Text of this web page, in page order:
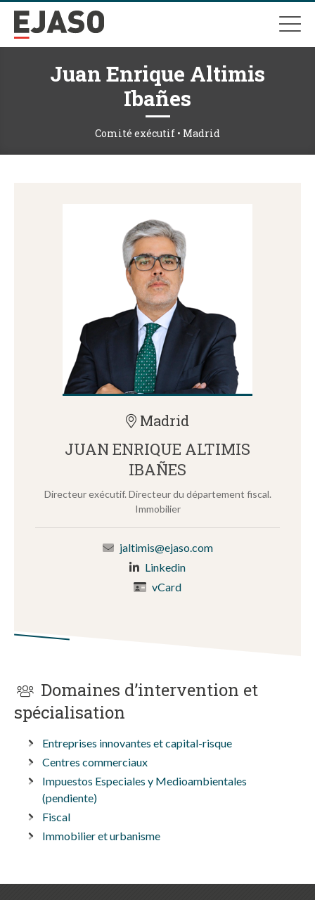
Juan Enrique Altimis
Ibañes
Comité exécutif • Madrid
Madrid
JUAN ENRIQUE ALTIMIS
IBAÑES
Directeur exécutif. Directeur du département fiscal.
Immobilier
jaltimis@ejaso.com
Linkedin
vCard
Domaines d’intervention et
spécialisation
Entreprises innovantes et capital-risque
Centres commerciaux
Impuestos Especiales y Medioambientales
(pendiente)
Fiscal
Immobilier et urbanisme